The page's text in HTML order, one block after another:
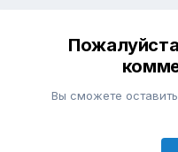
Вы сможете